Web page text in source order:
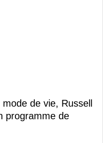
de vie, Russell
programme de